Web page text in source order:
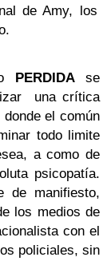
de Amy, los
PERDIDAse
una crítica
el común
todo limite
a como de
psicopatía.
de manifiesto,
los medios de
con el
policiales, sin